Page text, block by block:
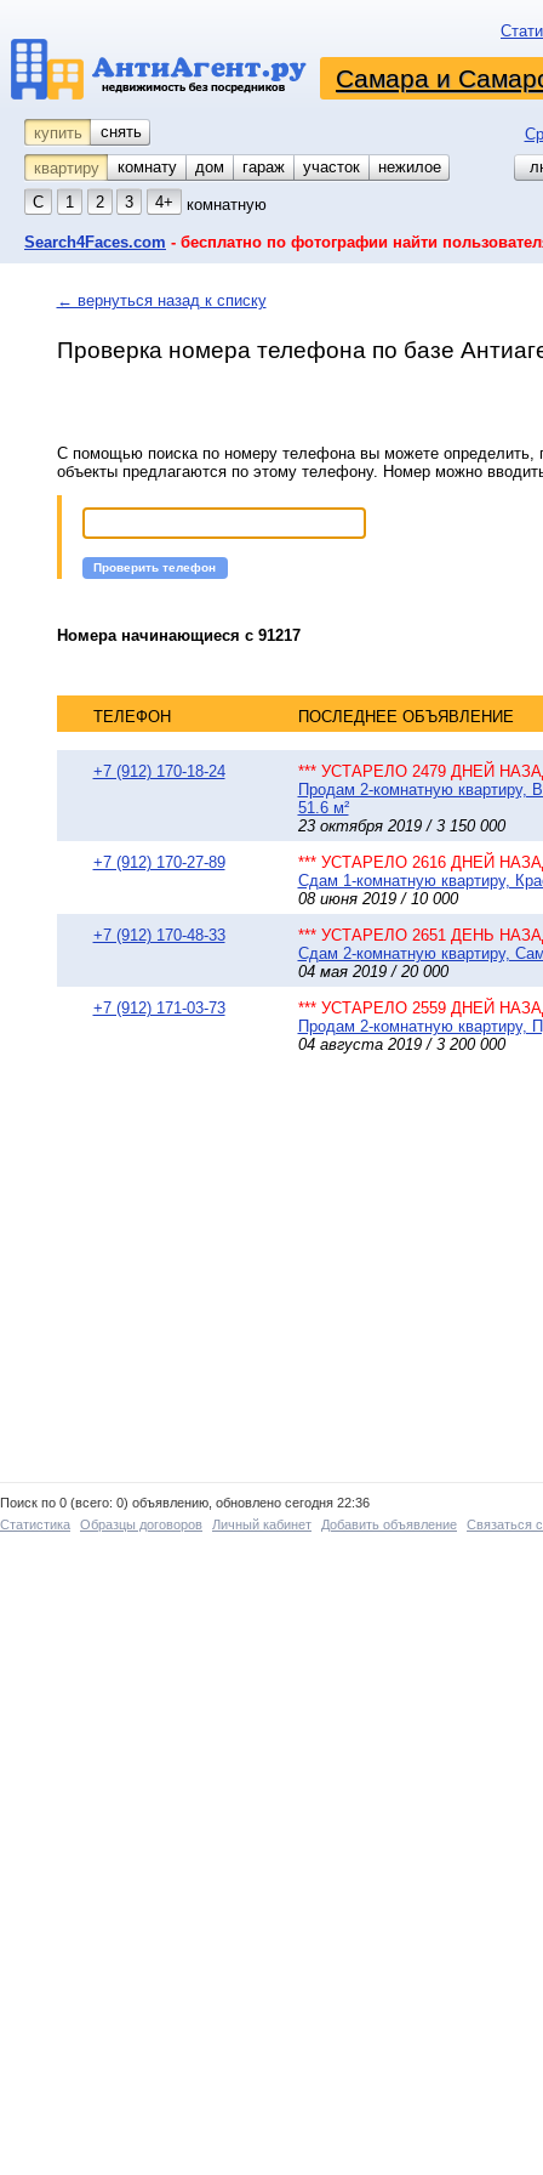
Самара и
купить снять
квартиру
комнату койко-место
дом гараж участок
нежилое
С
1 2 3 4+ комнатную
Search4Faces.com - бесплатно по фотографии найти
← вернуться назад к списку
Проверка номера телефона по базе
С помощью поиска по номеру телефона вы можете определить,
объекты предлагаются по этому телефону. Номер можно
Проверить телефон
Номера начинающиеся с 91217
ТЕЛЕФОН ПОСЛЕДНЕЕ ОБЪЯВЛЕНИЕ
+7 (912) 170-18-24
*** УСТАРЕЛО 2479 ДНЕЙ
Продам 2-комнатную квартиру,
51.6 м²
23 октября 2019 / 3 150 000
+7 (912) 170-27-89
*** УСТАРЕЛО 2616 ДНЕЙ
Сдам 1-комнатную квартиру,
08 июня 2019 / 10 000
+7 (912) 170-48-33
*** УСТАРЕЛО 2651 ДЕНЬ
Сдам 2-комнатную квартиру,
04 мая 2019 / 20 000
+7 (912) 171-03-73
*** УСТАРЕЛО 2559 ДНЕЙ
Продам 2-комнатную квартиру,
04 августа 2019 / 3 200 000
Поиск по 0 (всего: 0) объявлению, обновлено сегодня 22:36
Статистика
Образцы договоров Личный кабинет Добавить объявление Связаться